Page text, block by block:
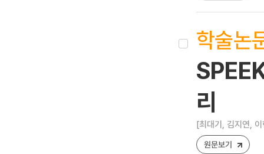
학술논
리
[최대기, 김지연,
원문보기